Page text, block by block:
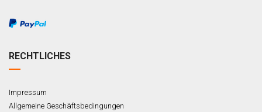
RECHTLICHES
Impressum
Allgemeine Geschäftsbedingungen